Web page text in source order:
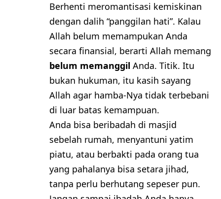
​Berhenti meromantisasi kemiskinan
dengan dalih “panggilan hati”. Kalau
Allah belum memampukan Anda
secara finansial, berarti Allah memang
belum memanggil Anda. Titik. Itu
bukan hukuman, itu kasih sayang
Allah agar hamba-Nya tidak terbebani
di luar batas kemampuan.
Anda bisa beribadah di masjid
sebelah rumah, menyantuni yatim
piatu, atau berbakti pada orang tua
yang pahalanya bisa setara jihad,
tanpa perlu berhutang sepeser pun.